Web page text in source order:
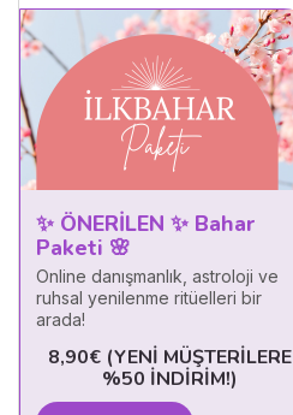
✨ ÖNERİLEN ✨ Bahar
Paketi 🌸
Online danışmanlık, astroloji ve
ruhsal yenilenme ritüelleri bir
arada!
8,90€ (YENI MÜŞTERILERE
%50 İNDIRIM!)